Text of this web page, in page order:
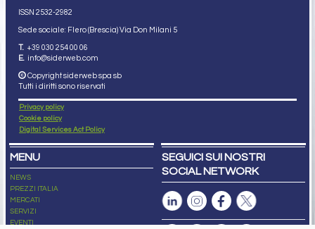
ISSN 2532-2982
Sede sociale: Flero (Brescia) Via Don Milani 5
T. +39 030 254 00 06
E. info@siderweb.com
Copyright siderweb spa sb
Tutti i diritti sono riservati
Privacy policy
Cookie policy
Digital Services Act Policy
MENU
NEWS
PREZZI ITALIA
MERCATI
SERVIZI
EVENTI
SEGUICI SUI NOSTRI
SOCIAL NETWORK